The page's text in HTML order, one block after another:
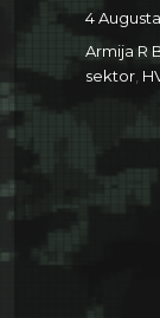
Posted
on
4
Armija R
sektor